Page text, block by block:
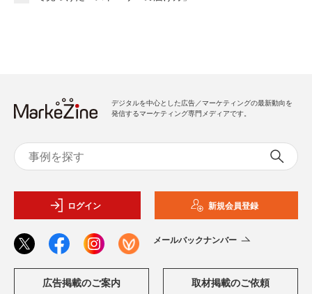
デジタルを中心とした広告／マーケティングの最新動向を
発信するマーケティング専門メディアです。
ログイン 新規会員登録
メールバックナンバー
広告掲載のご案内 取材掲載のご依頼